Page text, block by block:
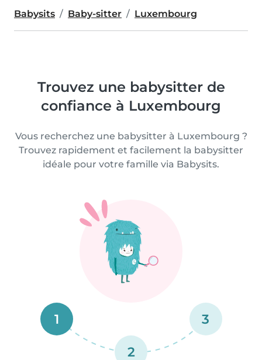
Babysits Baby-sitter Luxembourg
Trouvez une babysitter de
confiance à Luxembourg
Vous recherchez une babysitter à Luxembourg ?
Trouvez rapidement et facilement la babysitter
idéale pour votre famille via Babysits.
1
2
3